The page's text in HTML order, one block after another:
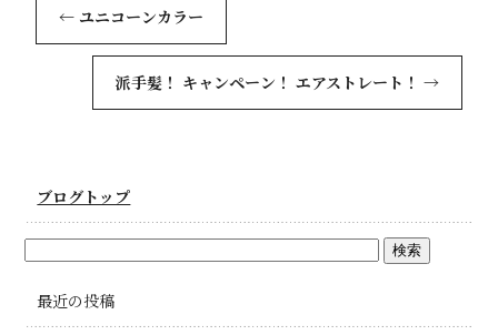
← ユニコーンカラー
派手髪！ キャンペーン！ エアストレート！ →
ブログトップ
最近の投稿